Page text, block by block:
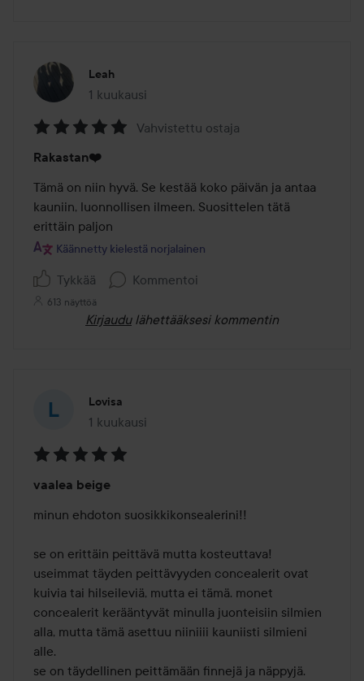
Leah
1 kuukausi
Viesti luotiin 1 kuukausi
5
/
5
Vahvistettu ostaja
Rakastan❤️
Tämä on niin hyvä. Se kestää koko päivän ja antaa
kauniin, luonnollisen ilmeen. Suosittelen tätä
erittäin paljon
Käännetty kielestä norjalainen
Tykkää Kommentoi
613 näyttöä
Kirjaudu lähettääksesi kommentin
Lovisa
1 kuukausi
Viesti luotiin 1 kuukausi
5
/
vaalea beige
minun ehdoton suosikkikonsealerini!!
se on erittäin peittävä mutta kosteuttava!
useimmat täyden peittävyyden concealerit ovat
kuivia tai hilseileviä, mutta ei tämä. monet
concealerit kerääntyvät minulla juonteisiin silmien
alla, mutta tämä asettuu niiniiii kauniisti silmieni
alle.
se on täydellinen peittämään finnejä ja näppyjä.